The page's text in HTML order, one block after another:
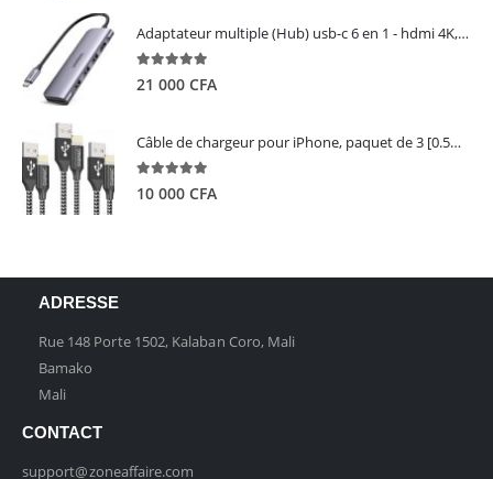
Adaptateur multiple (Hub) usb-c 6 en 1 - hdmi 4K, 3 ports USB 3.0 et lecteur de carte sd tf - UGREEN
5.00out of 5
21 000 CFA
Câble de chargeur pour iPhone, paquet de 3 [0.5M 1M 2M] - GIANAC
5.00out of 5
10 000 CFA
ADRESSE
Rue 148 Porte 1502, Kalaban Coro, Mali
Bamako
Mali
CONTACT
support@zoneaffaire.com